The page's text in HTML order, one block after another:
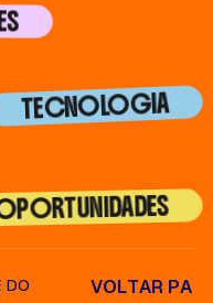
TECNOLOGIA
DO
VOLTAR PA